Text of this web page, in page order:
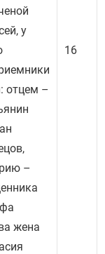
у
отцем –
–
жена
16